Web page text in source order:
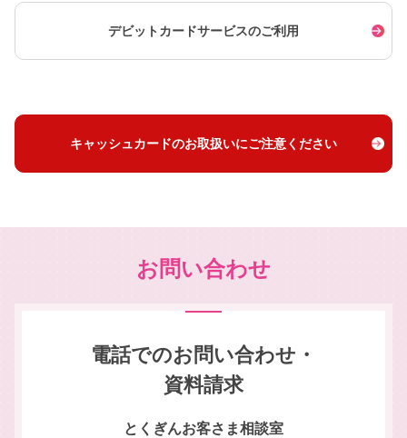
デビットカードサービスのご利用
キャッシュカードのお取扱いにご注意ください
お問い合わせ
電話でのお問い合わせ・
資料請求
とくぎんお客さま相談室